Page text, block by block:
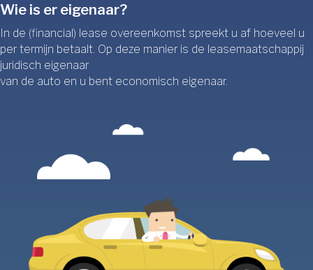
Wie is er eigenaar?
In de (financial) lease overeenkomst spreekt u af hoeveel u
per termijn betaalt. Op deze manier is de leasemaatschappij
juridisch eigenaar
van de auto en u bent economisch eigenaar.